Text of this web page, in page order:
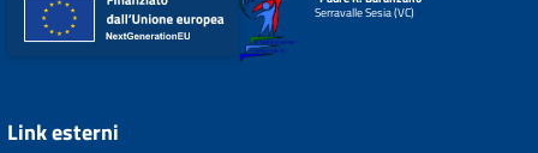
Serravalle Sesia (VC)
Link esterni